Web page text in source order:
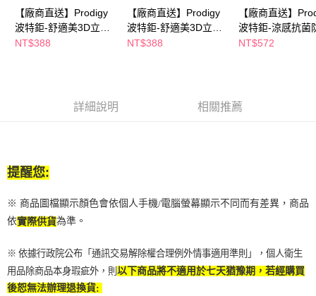
３．未成年的使用者請事先徵得法定代理人或監護人之同意方可使用
「AFTEE先享後付」，若未經同意申辦者引起之損失，本公司不負相關責
任。
４．使用「AFTEE先享後付」時，將依據個別帳號之用戶狀況，依本公司即
【廠商直送】Prodigy
波特鉅-舒適美3D立體
抗菌口罩5入-S-7色
NT$388
【廠商直送】Prodigy
波特鉅-舒適美3D立體
抗菌口罩5入-M-7色
NT$388
【廠商直送】
波特鉅-涼感抗菌
頭套-灰-2尺寸任
NT$572
詳細說明 相關推薦
提醒您:
※ 商品圖檔顯示顏色會依個人手機/電腦螢幕顯示不同而有差異，商品
依實際供貨為準。
※ 依據行政院公布「通訊交易解除權合理例外情事適用準則」，個人衛生
用品除商品本身瑕疵外，則 以下商品將不適用於七天猶豫期，若經購買
後恕無法辦理退換貨: